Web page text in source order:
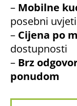
– Mobilne
posebni
– Cijena po
dostupnosti
– Brz
ponudom